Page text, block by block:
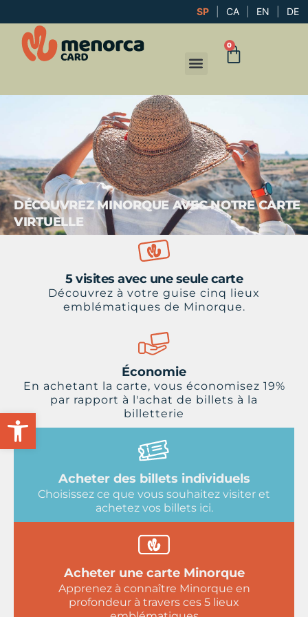
Ouvrir la barre d'outils
SP CA EN DE
0
DÉCOUVREZ MINORQUE AVEC NOTRE CARTE
VIRTUELLE
5 visites avec une seule carte
Découvrez à votre guise cinq lieux
emblématiques de Minorque.
Économie
En achetant la carte, vous économisez 19%
par rapport à l'achat de billets à la
billetterie
Acheter des billets individuels
Choisissez ce que vous souhaitez visiter et
achetez vos billets ici.
Acheter une carte Minorque
Apprenez à connaître Minorque en
profondeur à travers ces 5 lieux